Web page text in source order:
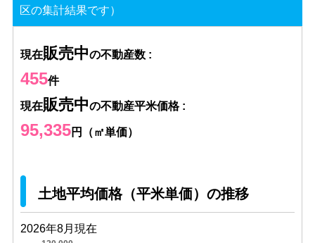
区の集計結果です）
現在販売中の不動産数 :
455件
現在販売中の不動産平米価格 :
95,335円（㎡単価）
土地平均価格（平米単価）の推移
2026年8月現在